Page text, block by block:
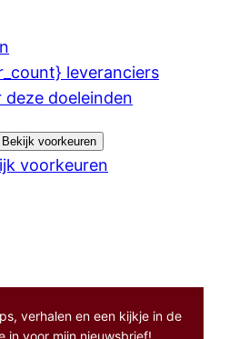
leveranciers
deze doeleinden
Bekijk voorkeuren
voorkeuren
verhalen en een kijkje in de